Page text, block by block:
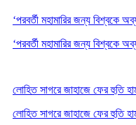
‘পরবর্তী মহামারির জন্য বিশ্বকে
‘পরবর্তী মহামারির জন্য বিশ্বকে
লোহিত সাগরে জাহাজে ফের হুতি
লোহিত সাগরে জাহাজে ফের হুতি